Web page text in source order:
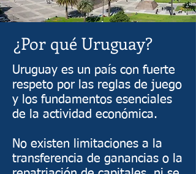
¿Por qué Uruguay?
Uruguay es un país con fuerte
respeto por las reglas de juego
y los fundamentos esenciales
de la actividad económica.
No existen limitaciones a la
transferencia de ganancias o la